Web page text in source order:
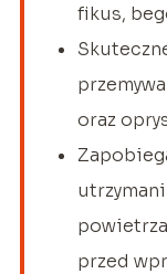
fikus,
oraz
przed